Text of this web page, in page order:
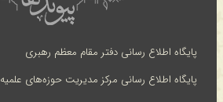
پایگاه اطلاع رسانی دفتر مقام معظم رهبری
پایگاه اطلاع رسانی مرکز مدیریت حوزه‌های علمیه